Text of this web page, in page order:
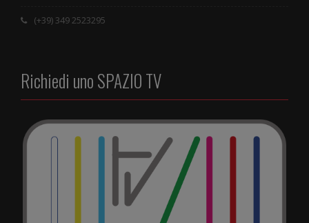
(+39) 349 2523295
Richiedi uno SPAZIO TV